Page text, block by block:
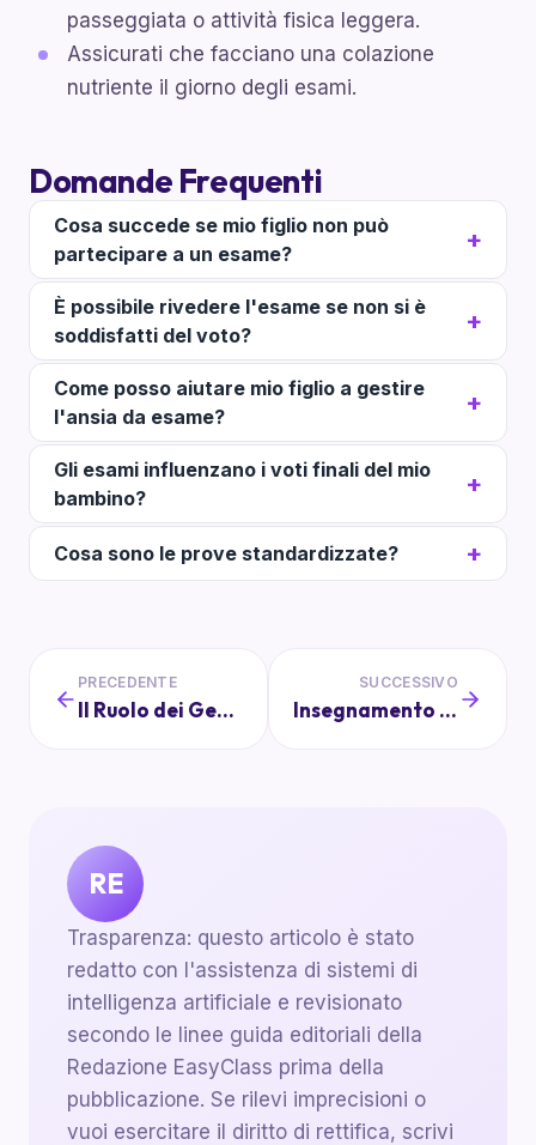
passeggiata o attività fisica leggera.
Assicurati che facciano una colazione
nutriente il giorno degli esami.
Domande Frequenti
Cosa succede se mio figlio non può
partecipare a un esame?
È possibile rivedere l'esame se non si è
soddisfatti del voto?
Come posso aiutare mio figlio a gestire
l'ansia da esame?
Gli esami influenzano i voti finali del mio
bambino?
Cosa sono le prove standardizzate?
PRECEDENTE
Il Ruolo dei Genitori nel Consiglio di Classe: Come Fare la Differenza
SUCCESSIVO
Insegnamento a Distanza: Pro e Contro per i Bambini
RE
Trasparenza: questo articolo è stato
redatto con l'assistenza di sistemi di
intelligenza artificiale e revisionato
secondo le linee guida editoriali della
Redazione EasyClass prima della
pubblicazione. Se rilevi imprecisioni o
vuoi esercitare il diritto di rettifica, scrivi